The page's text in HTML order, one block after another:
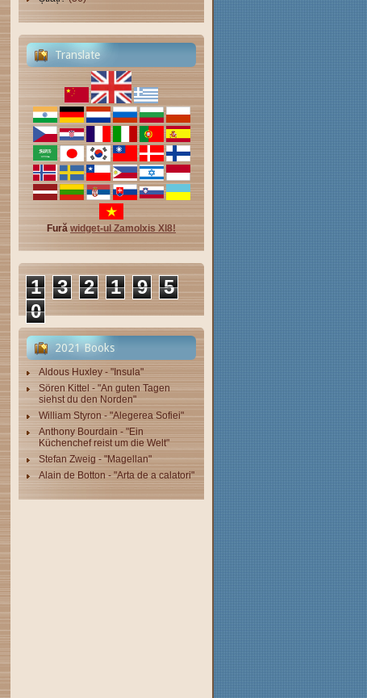
Translate
Furăwidget-ul Zamolxis Xl8!
1 3 2 1 9
5
0
2021 Books
Aldous Huxley - "Insula"
Sören Kittel - "An guten Tagen
siehst du den Norden"
William Styron - "Alegerea Sofiei"
Anthony Bourdain - "Ein
Küchenchef reist um die Welt"
Stefan Zweig - "Magellan"
Alain de Botton - "Arta de a calatori"